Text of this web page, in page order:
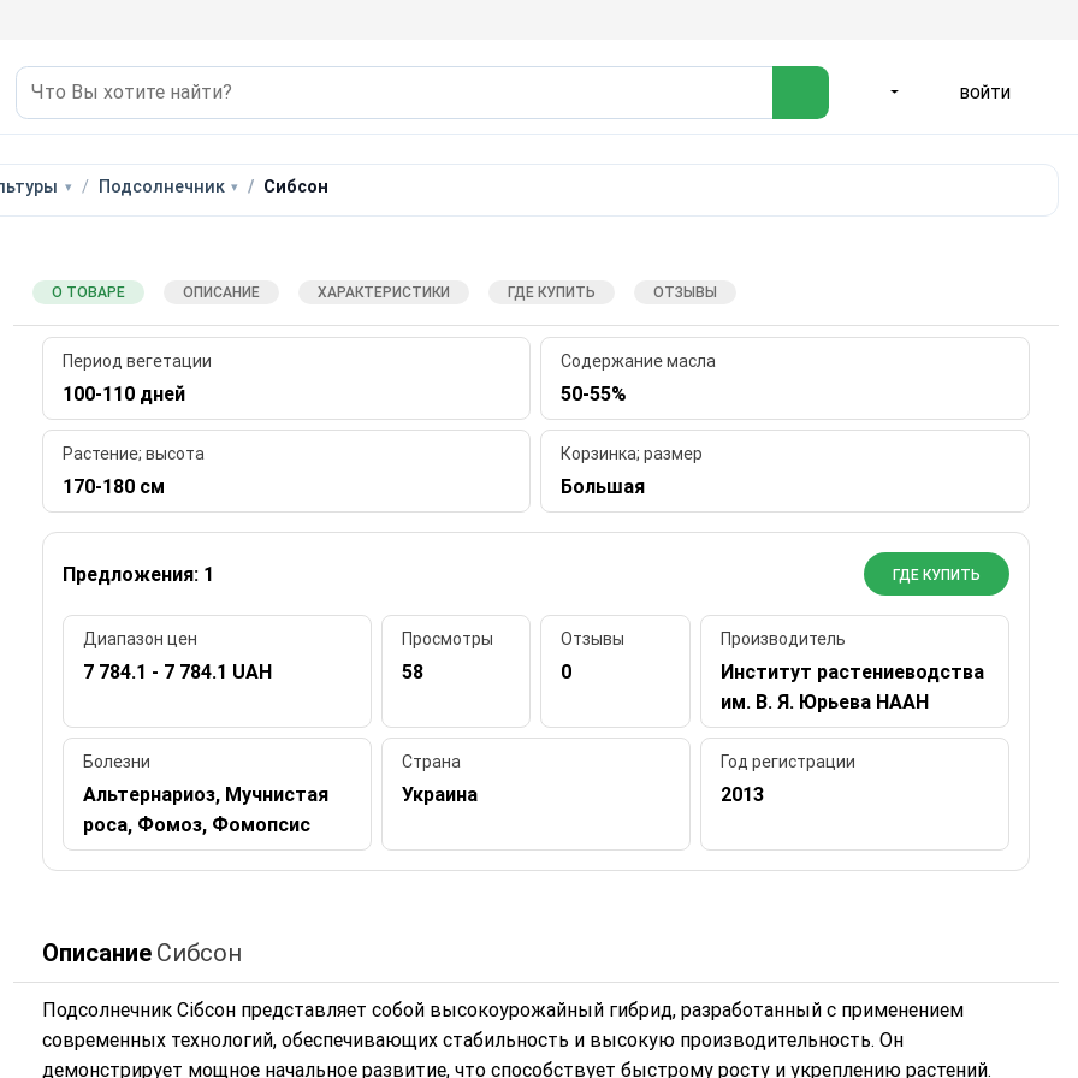
ВОЙТИ
Подсолнечник Сибсон
О ТОВАРЕ ОПИСАНИЕ ХАРАКТЕРИСТИКИ ГДЕ КУПИТЬ ОТЗЫВЫ
Период вегетации
100-110 дней
Содержание масла
50-55%
Растение; высота
170-180 см
Корзинка; размер
Большая
Предложения: 1 ГДЕ КУПИТЬ
Диапазон цен
7 784.1 - 7 784.1 UAH
Просмотры
58
Отзывы
0
Производитель
Институт растениеводства
им. В. Я. Юрьева НААН
Болезни
Альтернариоз, Мучнистая
роса, Фомоз, Фомопсис
Страна
Украина
Год регистрации
2013
Описание Сибсон
Подсолнечник Сібсон представляет собой высокоурожайный гибрид, разработанный с применением
современных технологий, обеспечивающих стабильность и высокую производительность. Он
демонстрирует мощное начальное развитие, что способствует быстрому росту и укреплению растений.